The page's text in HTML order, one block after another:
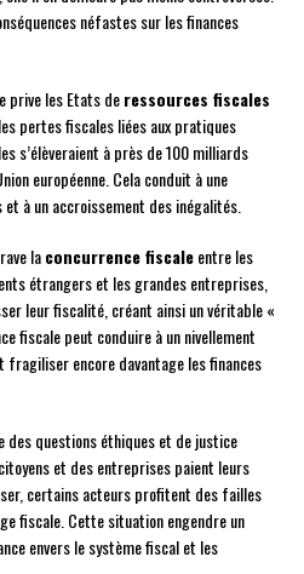
néfastes sur les finances
prive les Etats deressources fiscales
pertes fiscales liées aux pratiques
s’élèveraient à près de 100 milliards
européenne. Cela conduit à une
à un accroissement des inégalités.
laconcurrence fiscaleentre les
étrangers et les grandes entreprises,
leur fiscalité, créant ainsi un véritable «
fiscale peut conduire à un nivellement
fragiliser encore davantage les finances
des questions éthiques et de justice
et des entreprises paient leurs
certains acteurs profitent des failles
fiscale. Cette situation engendre un
envers le système fiscal et les